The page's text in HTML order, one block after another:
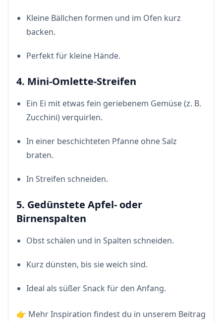
Kleine Bällchen formen und im Ofen kurz
backen.
Perfekt für kleine Hände.
4. Mini-Omlette-Streifen
Ein Ei mit etwas fein geriebenem Gemüse (z. B.
Zucchini) verquirlen.
In einer beschichteten Pfanne ohne Salz
braten.
In Streifen schneiden.
5. Gedünstete Apfel- oder
Birnenspalten
Obst schälen und in Spalten schneiden.
Kurz dünsten, bis sie weich sind.
Ideal als süßer Snack für den Anfang.
👉 Mehr Inspiration findest du in unserem Beitrag